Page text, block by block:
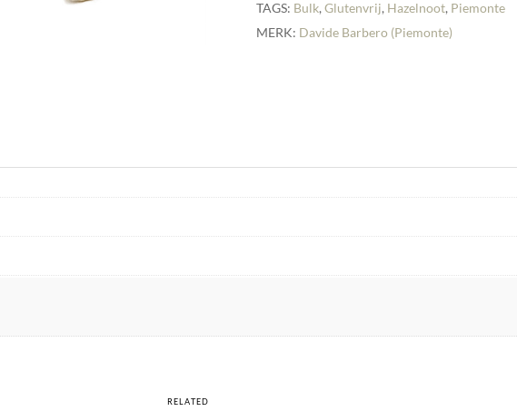
TAGS: Bulk,Glutenvrij, Hazelnoot, Piemonte
MERK: Davide Barbero (Piemonte)
RELATED